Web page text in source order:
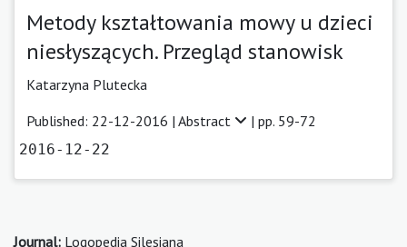
Metody kształtowania mowy u dzieci
niesłyszących. Przegląd stanowisk
Katarzyna Plutecka
Published: 22-12-2016 | Abstract | pp. 59-72
2016-12-22
Journal: Logopedia Silesiana